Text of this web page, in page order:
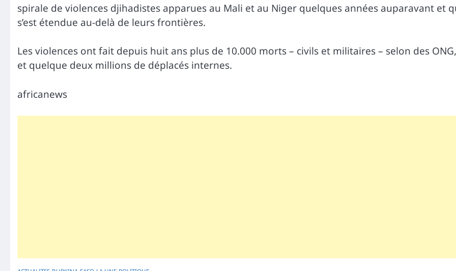
spirale de violences djihadistes apparues au Mali et au Niger quelques années auparavant et
s’est étendue au-delà de leurs frontières.
Les violences ont fait depuis huit ans plus de 10.000 morts – civils et militaires – selon des ONG,
et quelque deux millions de déplacés internes.
africanews